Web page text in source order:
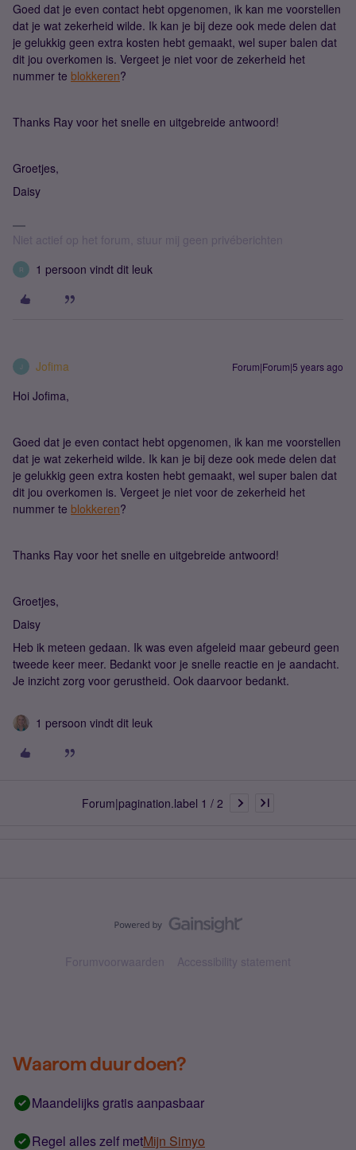
Goed dat je even contact hebt opgenomen, ik kan me voorstellen
dat je wat zekerheid wilde. Ik kan je bij deze ook mede delen dat
je gelukkig geen extra kosten hebt gemaakt, wel super balen dat
dit jou overkomen is. Vergeet je niet voor de zekerheid het
nummer te blokkeren?
Thanks Ray voor het snelle en uitgebreide antwoord!
Groetjes,
Daisy
Niet actief op het forum, stuur mij geen privéberichten
R 1 persoon vindt dit leuk
J Jofima Forum|Forum|5 years ago
Hoi Jofima,
Goed dat je even contact hebt opgenomen, ik kan me voorstellen
dat je wat zekerheid wilde. Ik kan je bij deze ook mede delen dat
je gelukkig geen extra kosten hebt gemaakt, wel super balen dat
dit jou overkomen is. Vergeet je niet voor de zekerheid het
nummer te blokkeren?
Thanks Ray voor het snelle en uitgebreide antwoord!
Groetjes,
Daisy
Heb ik meteen gedaan. Ik was even afgeleid maar gebeurd geen
tweede keer meer. Bedankt voor je snelle reactie en je aandacht.
Je inzicht zorg voor gerustheid. Ook daarvoor bedankt.
1 persoon vindt dit leuk
Forum|pagination.label 1 / 2
Forumvoorwaarden Accessibility statement
Waarom duur doen?
Maandelijks gratis aanpasbaar
Regel alles zelf metMijn Simyo